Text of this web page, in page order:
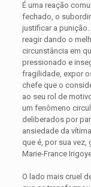
É uma reação
fechado, o
justificar a
reagir dando o
circunstância em
pressionado e
fragilidade, expor
chefe que o
ao seu rol de
um fenômeno
deliberados por
ansiedade da
que é, por sua vez,
Marie-France
O lado mais cruel